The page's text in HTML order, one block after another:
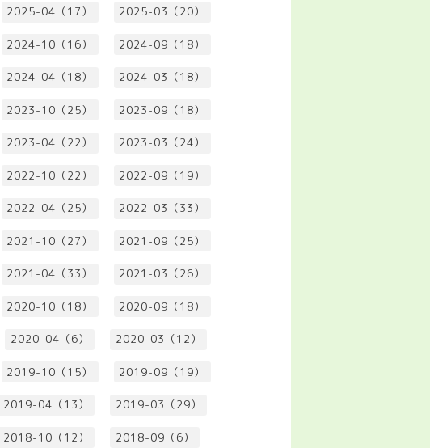
2025-04（17） 2025-03（20）
2024-10（16） 2024-09（18）
2024-04（18） 2024-03（18）
2023-10（25） 2023-09（18）
2023-04（22） 2023-03（24）
2022-10（22） 2022-09（19）
2022-04（25） 2022-03（33）
2021-10（27） 2021-09（25）
2021-04（33） 2021-03（26）
2020-10（18） 2020-09（18）
2020-04（6） 2020-03（12）
2019-10（15） 2019-09（19）
2019-04（13） 2019-03（29）
2018-10（12） 2018-09（6）